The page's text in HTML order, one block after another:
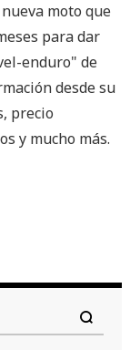
moto que
para dar
enduro" de
desde su
precio
y mucho más.